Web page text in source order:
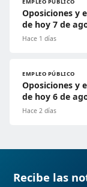
Oposiciones y
de hoy 7 de
Hace 1 días
EMPLEO PÚBLICO
Oposiciones y
de hoy 6 de
Hace 2 días
Recibe las